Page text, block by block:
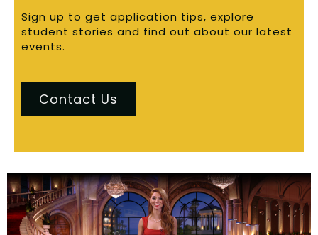
Sign up to get application tips, explore
student stories and find out about our latest
events.
Contact Us